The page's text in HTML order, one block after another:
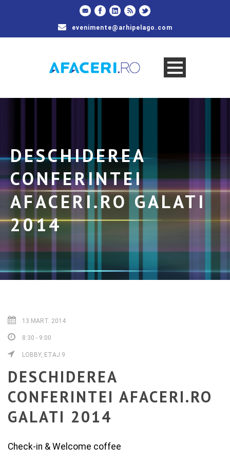
evenimente@arhipelago.com
DESCHIDEREA
CONFERINTEI
AFACERI.RO GALATI
2014
13 MART. 2014
8:30 - 9:00
LOBBY, ETAJ 9
DESCHIDEREA
CONFERINTEI AFACERI.RO
GALATI 2014
Check-in & Welcome coffee